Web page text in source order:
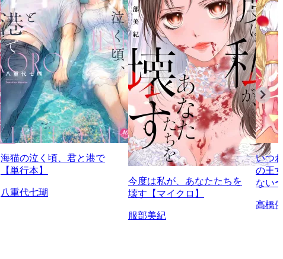
海猫の泣く頃、君と港で
【単行本】
八重代七瑚
今度は私が、あなたたちを
壊す【マイクロ】
服部美紀
いつ
の王
ない
高橋